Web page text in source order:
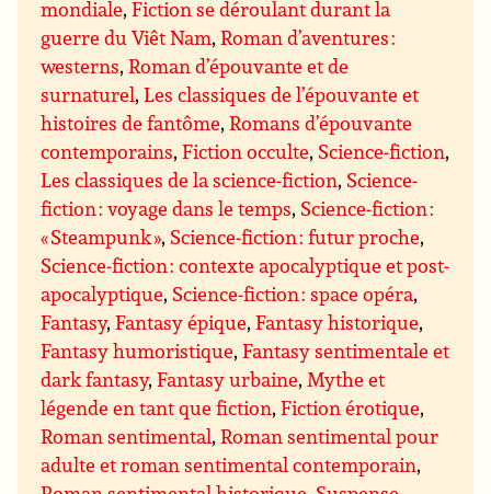
mondiale,Fiction se déroulant durant la
guerre du Viêt Nam,Roman d’aventures :
westerns,Roman d’épouvante et de
surnaturel,Les classiques de l’épouvante et
histoires de fantôme,Romans d’épouvante
contemporains,Fiction occulte, Science-fiction,
Les classiques de la science-fiction, Science-
fiction : voyage dans le temps, Science-fiction :
« Steampunk », Science-fiction : futur proche,
Science-fiction : contexte apocalyptique et post-
apocalyptique, Science-fiction : space opéra,
Fantasy,Fantasy épique,Fantasy historique,
Fantasy humoristique,Fantasy sentimentale et
dark fantasy,Fantasy urbaine,Mythe et
légende en tant que fiction,Fiction érotique,
Roman sentimental,Roman sentimental pour
adulte et roman sentimental contemporain,